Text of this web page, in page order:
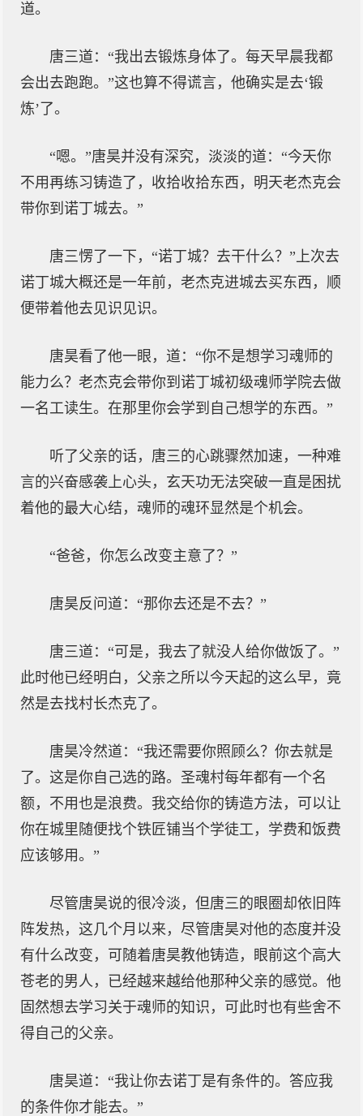
道。
唐三道：“我出去锻炼身体了。每天早晨我都
会出去跑跑。”这也算不得谎言，他确实是去‘锻
炼’了。
“嗯。”唐昊并没有深究，淡淡的道：“今天你
不用再练习铸造了，收拾收拾东西，明天老杰克会
带你到诺丁城去。”
唐三愣了一下，“诺丁城？去干什么？”上次去
诺丁城大概还是一年前，老杰克进城去买东西，顺
便带着他去见识见识。
唐昊看了他一眼，道：“你不是想学习魂师的
能力么？老杰克会带你到诺丁城初级魂师学院去做
一名工读生。在那里你会学到自己想学的东西。”
听了父亲的话，唐三的心跳骤然加速，一种难
言的兴奋感袭上心头，玄天功无法突破一直是困扰
着他的最大心结，魂师的魂环显然是个机会。
“爸爸，你怎么改变主意了？”
唐昊反问道：“那你去还是不去？”
唐三道：“可是，我去了就没人给你做饭了。”
此时他已经明白，父亲之所以今天起的这么早，竟
然是去找村长杰克了。
唐昊冷然道：“我还需要你照顾么？你去就是
了。这是你自己选的路。圣魂村每年都有一个名
额，不用也是浪费。我交给你的铸造方法，可以让
你在城里随便找个铁匠铺当个学徒工，学费和饭费
应该够用。”
尽管唐昊说的很冷淡，但唐三的眼圈却依旧阵
阵发热，这几个月以来，尽管唐昊对他的态度并没
有什么改变，可随着唐昊教他铸造，眼前这个高大
苍老的男人，已经越来越给他那种父亲的感觉。他
固然想去学习关于魂师的知识，可此时也有些舍不
得自己的父亲。
唐昊道：“我让你去诺丁是有条件的。答应我
的条件你才能去。”